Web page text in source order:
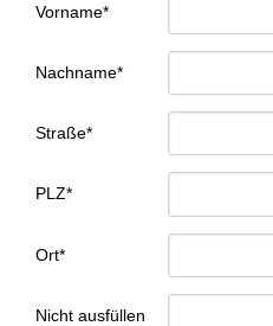
Vorname*
Nachname*
Straße*
PLZ*
Ort*
Nicht ausfüllen